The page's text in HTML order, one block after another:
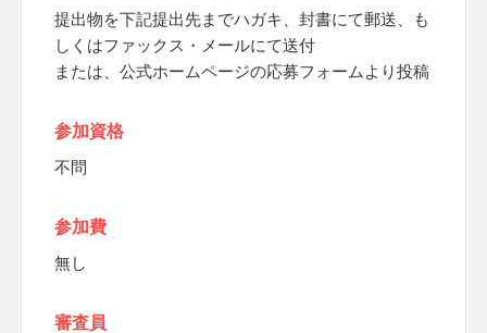
提出物を下記提出先までハガキ、封書にて郵送、も
しくはファックス・メールにて送付
または、公式ホームページの応募フォームより投稿
参加資格
不問
参加費
無し
審査員